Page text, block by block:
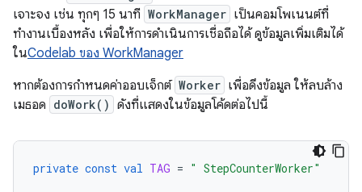
เจาะจง เช่น ทุกๆ 15 นาที WorkManager เป็นคอมโพเนนต์ที่
ทำงานเบื้องหลัง เพื่อให้การดำเนินการเชื่อถือได้ ดูข้อมูลเพิ่มเติมได้
ในCodelab ของ WorkManager
หากต้องการกำหนดค่าออบเจ็กต์ Worker เพื่อดึงข้อมูล ให้ลบล้าง
เมธอด doWork() ดังที่แสดงในข้อมูลโค้ดต่อไปนี้
private const val TAG = " StepCounterWorker"